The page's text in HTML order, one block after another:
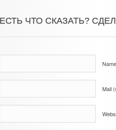
ЧТО СКАЗАТЬ?
Name
Mail